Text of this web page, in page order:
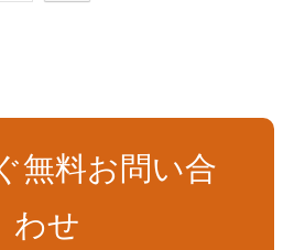
無料お問い合
わせ